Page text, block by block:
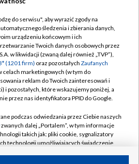
TVP
TVP
Cyfrowa
Regulamin TVP
prywatności
Moje zgody
Pomoc
Kontakt
Kanały
do serwisu", aby wyrazić zgody na
śledzenia i zbierania danych,
urządzeniu końcowym i ich
Twoich danych osobowych przez
w likwidacji (zwaną dalej również „TVP”),
(1201 firm) oraz pozostałych Zaufanych
celach marketingowych (w tym do
reklam do Twoich zainteresowań i
i pozostałych, które wskazujemy poniżej, a
przez nas identyfikatora PPID do Google.
podczas odwiedzania przez Ciebie naszych
zwanych dalej „Portalem”, w tym informacje
takich jak: pliki cookie, sygnalizatory
technologii umożliwiających świadczenie